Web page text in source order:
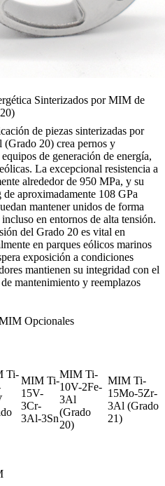
Sinterizados por MIM de
de piezas sinterizadas por
20) crea pernos y
de generación de energía,
La excepcional resistencia a
alrededor de 950 MPa, y su
aproximadamente 108 GPa
mantener unidos de forma
en entornos de alta tensión.
del Grado 20 es vital en
en parques eólicos marinos
exposición a condiciones
mantienen su integridad con el
mantenimiento y reemplazos
Opcionales
Ti-
MIM Ti-
15V-
3Cr-
3Al-3Sn
MIM Ti-
10V-2Fe-
3Al
(Grado
20)
MIM Ti-
15Mo-5Zr-
3Al (Grado
21)